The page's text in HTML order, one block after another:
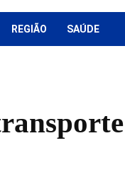
REGIÃO SAÚDE